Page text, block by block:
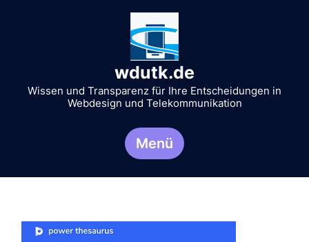
wdutk.de
Wissen und Transparenz für Ihre Entscheidungen in
Webdesign und Telekommunikation
Menü